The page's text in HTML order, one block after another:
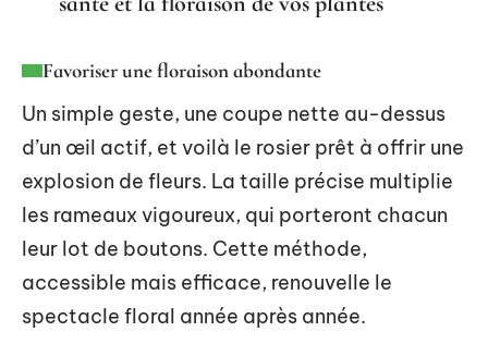
Favoriser une floraison abondante
Un simple geste, une coupe nette au-dessus
d’un œil actif, et voilà le rosier prêt à offrir une
explosion de fleurs. La taille précise multiplie
les rameaux vigoureux, qui porteront chacun
leur lot de boutons. Cette méthode,
accessible mais efficace, renouvelle le
spectacle floral année après année.